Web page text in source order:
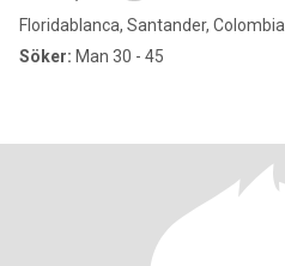
Floridablanca, Santander, Colombia
Söker: Man 30 - 45